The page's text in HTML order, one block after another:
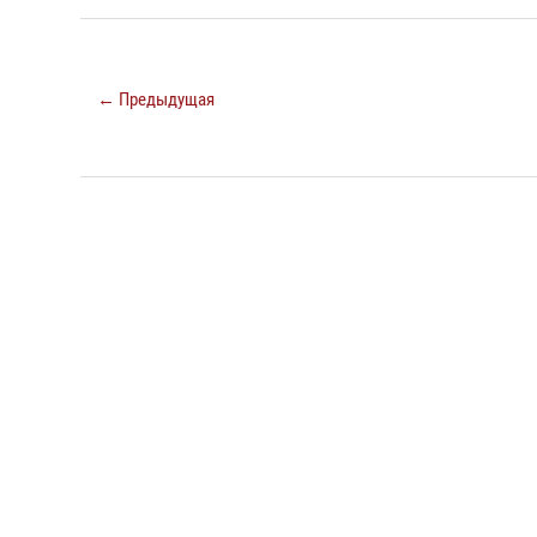
← Предыдущая